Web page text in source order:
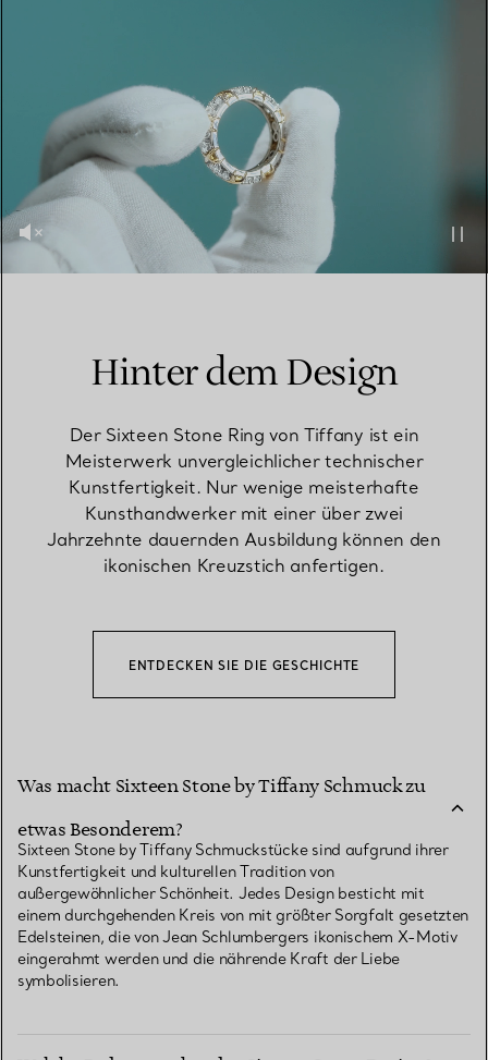
Hinter dem Design
Der Sixteen Stone Ring von Tiffany ist ein
Meisterwerk unvergleichlicher technischer
Kunstfertigkeit. Nur wenige meisterhafte
Kunsthandwerker mit einer über zwei
Jahrzehnte dauernden Ausbildung können den
ikonischen Kreuzstich anfertigen.
ENTDECKEN SIE DIE GESCHICHTE
Was macht Sixteen Stone by Tiffany Schmuck zu
etwas Besonderem?
Sixteen Stone by Tiffany Schmuckstücke sind aufgrund ihrer
Kunstfertigkeit und kulturellen Tradition von
außergewöhnlicher Schönheit. Jedes Design besticht mit
einem durchgehenden Kreis von mit größter Sorgfalt gesetzten
Edelsteinen, die von Jean Schlumbergers ikonischem X-Motiv
eingerahmt werden und die nährende Kraft der Liebe
symbolisieren.